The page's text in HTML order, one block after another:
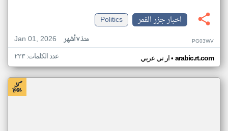
اخبار جزر القمر
Politics
Jan 01, 2026
منذ ٧ أشهر PG03WV
ار تي عربي• arabic.rt.com عدد الكلمات: ٢٢٣